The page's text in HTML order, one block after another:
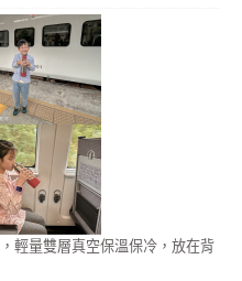
輕量雙層真空保溫保冷，放在背